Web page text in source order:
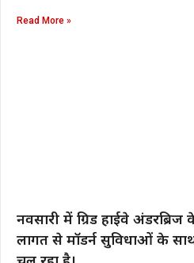
Read More »
नवसारी में ग्रिड हाईवे
लागत से मॉडर्न सुविधाओं के